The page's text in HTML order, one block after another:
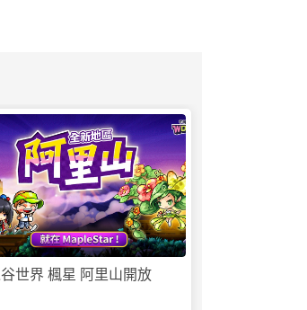
世界 楓星 阿里山開放